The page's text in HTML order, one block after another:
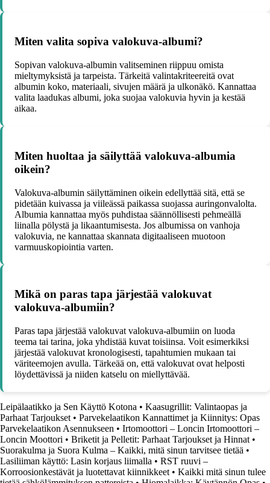
Miten valita sopiva valokuva-albumi?
Sopivan valokuva-albumin valitseminen riippuu omista
mieltymyksistä ja tarpeista. Tärkeitä valintakriteereitä ovat
albumin koko, materiaali, sivujen määrä ja ulkonäkö. Kannattaa
valita laadukas albumi, joka suojaa valokuvia hyvin ja kestää
aikaa.
Miten huoltaa ja säilyttää valokuva-albumia
oikein?
Valokuva-albumin säilyttäminen oikein edellyttää sitä, että se
pidetään kuivassa ja viileässä paikassa suojassa auringonvalolta.
Albumia kannattaa myös puhdistaa säännöllisesti pehmeällä
liinalla pölystä ja likaantumisesta. Jos albumissa on vanhoja
valokuvia, ne kannattaa skannata digitaaliseen muotoon
varmuuskopiointia varten.
Mikä on paras tapa järjestää valokuvat
valokuva-albumiin?
Paras tapa järjestää valokuvat valokuva-albumiin on luoda
teema tai tarina, joka yhdistää kuvat toisiinsa. Voit esimerkiksi
järjestää valokuvat kronologisesti, tapahtumien mukaan tai
väriteemojen avulla. Tärkeää on, että valokuvat ovat helposti
löydettävissä ja niiden katselu on miellyttävää.
Leipälaatikko ja Sen Käyttö Kotona • Kaasugrillit: Valintaopas ja
Parhaat Tarjoukset • Parvekelaatikon Kannattimet ja Kiinnitys: Opas
Parvekelaatikon Asennukseen • Irtomoottori – Loncin Irtomoottori –
Loncin Moottori • Briketit ja Pelletit: Parhaat Tarjoukset ja Hinnat •
Suorakulma ja Suora Kulma – Kaikki, mitä sinun tarvitsee tietää •
Lasiliiman käyttö: Lasin korjaus liimalla • RST ruuvi –
Korroosionkestävät ja luotettavat kiinnikkeet • Kaikki mitä sinun tulee